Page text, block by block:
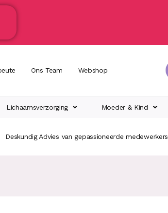
Ons Team Webshop
Lichaamsverzorging Moeder & Kind
Deskundig Advies van gepassioneerde medewerkers